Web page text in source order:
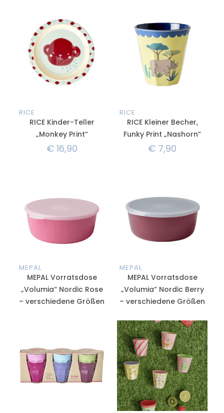
RICE
RICE Kinder-Teller
„Monkey Print“
€16,90
RICE
RICE Kleiner Becher,
Funky Print „Nashorn“
€ 7,90
MEPAL
MEPAL Vorratsdose
„Volumia“ Nordic Rose
– verschiedene Größen
MEPAL
MEPAL Vorratsdose
„Volumia“ Nordic Berry
– verschiedene Größen